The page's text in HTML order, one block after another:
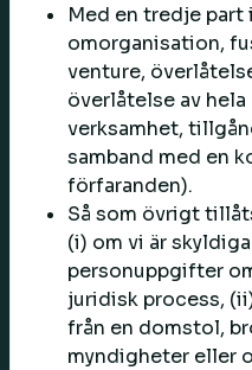
Med en tredje part
omorganisation,
venture,
överlåtelse av
verksamhet,
samband med en
förfaranden).
Så som övrigt
(i) om vi är
personuppgifter
juridisk process,
från en domstol,
myndigheter eller